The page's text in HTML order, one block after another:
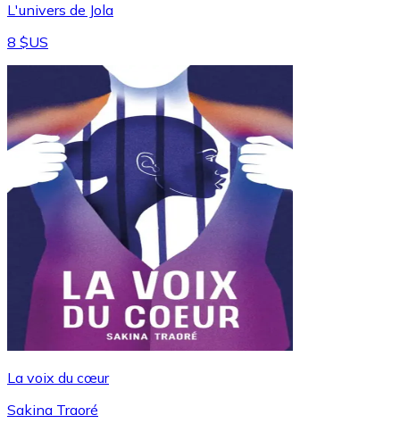
L'univers de Jola
8 $US
La voix du cœur
Sakina Traoré